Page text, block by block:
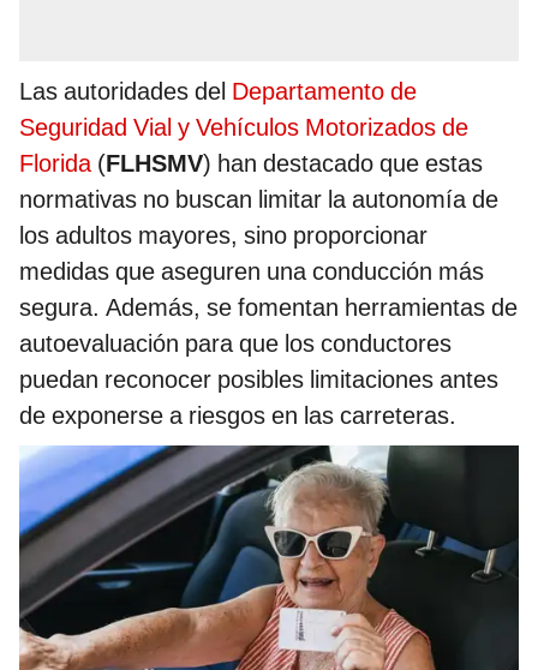
Las autoridades del Departamento de
Seguridad Vial y Vehículos Motorizados de
Florida(FLHSMV) han destacado que estas
normativas no buscan limitar la autonomía de
los adultos mayores, sino proporcionar
medidas que aseguren una conducción más
segura. Además, se fomentan herramientas de
autoevaluación para que los conductores
puedan reconocer posibles limitaciones antes
de exponerse a riesgos en las carreteras.